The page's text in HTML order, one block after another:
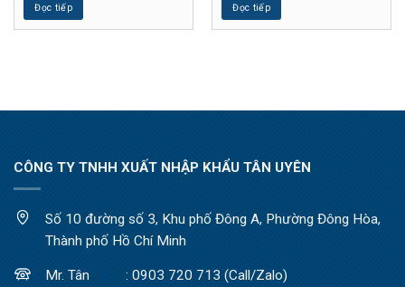
Đọc tiếp Đọc tiếp
CÔNG TY TNHH XUẤT NHẬP KHẨU TÂN UYÊN
Số 10 đường số 3, Khu phố Đông A, Phường Đông Hòa,
Thành phố Hồ Chí Minh
Mr. Tân : 0903 720 713 (Call/Zalo)